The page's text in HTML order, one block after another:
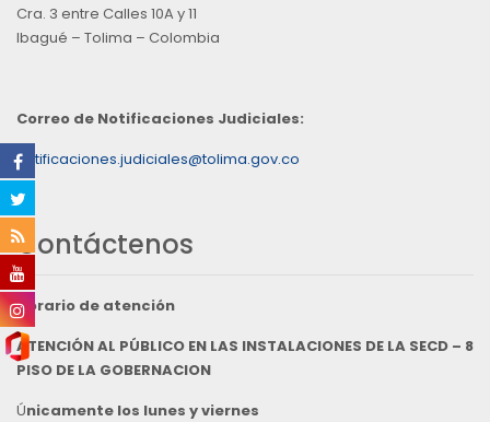
Cra. 3 entre Calles 10A y 11
Ibagué – Tolima – Colombia
Correo de Notificaciones Judiciales:
notificaciones.judiciales@tolima.gov.co
Contáctenos
Horario de atención
ATENCIÓN AL PÚBLICO EN LAS INSTALACIONES DE LA SECD – 8
PISO DE LA GOBERNACION
Únicamente los lunes y viernes